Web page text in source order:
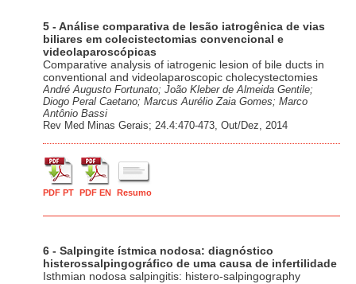
5 - Análise comparativa de lesão iatrogênica de vias
biliares em colecistectomias convencional e
videolaparoscópicas
Comparative analysis of iatrogenic lesion of bile ducts in
conventional and videolaparoscopic cholecystectomies
André Augusto Fortunato; João Kleber de Almeida Gentile;
Diogo Peral Caetano; Marcus Aurélio Zaia Gomes; Marco
Antônio Bassi
Rev Med Minas Gerais; 24.4:470-473, Out/Dez, 2014
PDF PT PDF EN Resumo
6 - Salpingite ístmica nodosa: diagnóstico
histerossalpingográfico de uma causa de infertilidade
Isthmian nodosa salpingitis: histero-salpingography